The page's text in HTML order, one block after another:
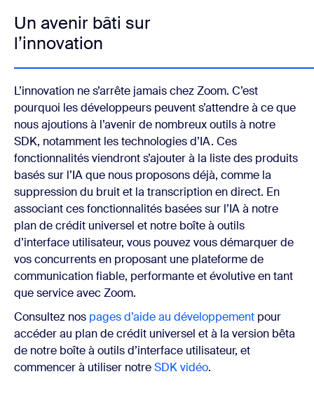
Un avenir bâti sur
l’innovation
L’innovation ne s’arrête jamais chez Zoom. C’est
pourquoi les développeurs peuvent s’attendre à ce que
nous ajoutions à l’avenir de nombreux outils à notre
SDK, notamment les technologies d’IA. Ces
fonctionnalités viendront s’ajouter à la liste des produits
basés sur l’IA que nous proposons déjà, comme la
suppression du bruit et la transcription en direct. En
associant ces fonctionnalités basées sur l’IA à notre
plan de crédit universel et notre boîte à outils
d’interface utilisateur, vous pouvez vous démarquer de
vos concurrents en proposant une plateforme de
communication fiable, performante et évolutive en tant
que service avec Zoom.
Consultez nos pages d’aide au développement pour
accéder au plan de crédit universel et à la version bêta
de notre boîte à outils d’interface utilisateur, et
commencer à utiliser notreSDK vidéo.